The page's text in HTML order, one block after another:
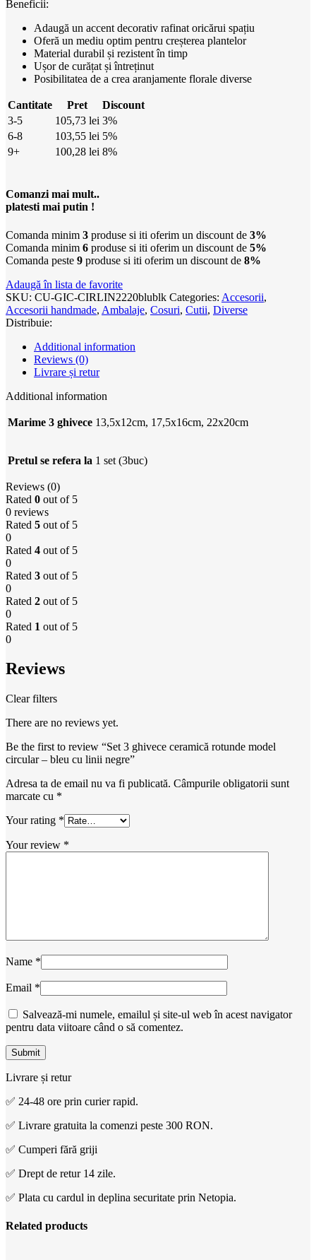
Beneficii:
Adaugă un accent decorativ rafinat oricărui spațiu
Oferă un mediu optim pentru creșterea plantelor
Material durabil și rezistent în timp
Ușor de curățat și întreținut
Posibilitatea de a crea aranjamente florale diverse
Cantitate Pret
Discount
3-5
105,73 lei 3%
6-8
103,55 lei 5%
9+
100,28 lei 8%
Comanzi mai mult..
platesti mai putin !
Comanda minim 3 produse si iti oferim un discount de 3%
Comanda minim 6 produse si iti oferim un discount de 5%
Comanda peste 9 produse si iti oferim un discount de 8%
Adaugă în lista de favorite
SKU: CU-GIC-CIRLIN2220blublk Categories: Accesorii,
Accesorii handmade, Ambalaje, Cosuri, Cutii, Diverse
Distribuie:
Additional information
Reviews (0)
Livrare și retur
Additional information
Marime 3 ghivece 13,5x12cm, 17,5x16cm, 22x20cm
Pretul se refera la 1 set (3buc)
Reviews (0)
Rated 0 out of 5
0 reviews
Rated 5 out of 5
0
Rated 4 out of 5
0
Rated 3 out of 5
0
Rated 2 out of 5
0
Rated 1 out of 5
0
Reviews
Clear filters
There are no reviews yet.
Be the first to review “Set 3 ghivece ceramică rotunde model
circular – bleu cu linii negre”
Adresa ta de email nu va fi publicată. Câmpurile obligatorii sunt
marcate cu *
Your rating *
Your review *
Name *
Email *
Salvează-mi numele, emailul și site-ul web în acest navigator
pentru data viitoare când o să comentez.
Livrare și retur
✅ 24-48 ore prin curier rapid.
✅ Livrare gratuita la comenzi peste 300 RON.
✅ Cumperi fără griji
✅ Drept de retur 14 zile.
✅ Plata cu cardul in deplina securitate prin Netopia.
Related products